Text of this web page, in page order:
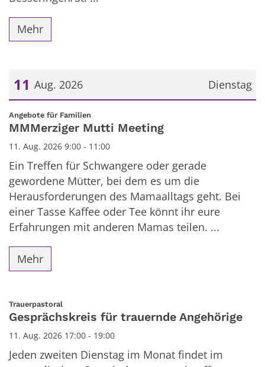
Mehr
Dienstag
11 Aug. 2026
Datum: 11. August 2026
Angebote für Familien
MMMerziger Mutti Meeting
11. Aug. 2026 9:00 - 11:00
Ein Treffen für Schwangere oder gerade
gewordene Mütter, bei dem es um die
Herausforderungen des Mamaalltags geht. Bei
einer Tasse Kaffee oder Tee könnt ihr eure
Erfahrungen mit anderen Mamas teilen. ...
Mehr
Trauerpastoral
Gesprächskreis für trauernde Angehörige
11. Aug. 2026 17:00 - 19:00
Jeden zweiten Dienstag im Monat findet im